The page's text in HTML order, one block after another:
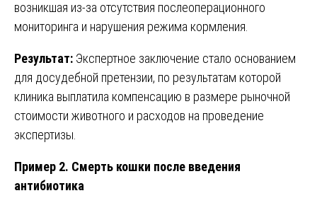
возникшая из-за отсутствия послеоперационного
мониторинга и нарушения режима кормления.
Результат: Экспертное заключение стало основанием
для досудебной претензии, по результатам которой
клиника выплатила компенсацию в размере рыночной
стоимости животного и расходов на проведение
экспертизы.
Пример 2. Смерть кошки после введения
антибиотика